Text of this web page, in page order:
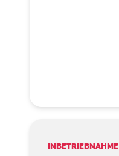
INBETRIEBNAHME